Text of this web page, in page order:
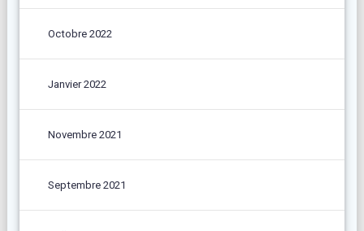
Octobre 2022
Janvier 2022
Novembre 2021
Septembre 2021